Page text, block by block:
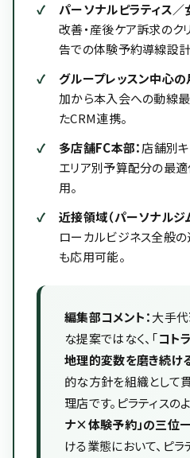
パーソナルピラティス／
改善・産後ケア訴求のク
告での体験予約導線設計
グループレッスン中心の
加から本入会への動線
たCRM連携。
多店舗FC本部：店舗別
エリア別予算配分の最
用。
近接領域（パーソナルジ
ローカルビジネス全般
も応用可能。
編集部コメント：大手
な提案ではなく、「コト
地理的変数を磨き続け
的な方針を組織として
理店です。ピラティスの
ナ×体験予約」の三位
ける業態において、ピ